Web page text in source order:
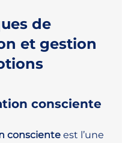
de
et gestion
consciente
consciente est l’une